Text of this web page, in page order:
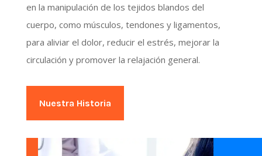
en la manipulación de los tejidos blandos del
cuerpo, como músculos, tendones y ligamentos,
para aliviar el dolor, reducir el estrés, mejorar la
circulación y promover la relajación general.
Nuestra Historia